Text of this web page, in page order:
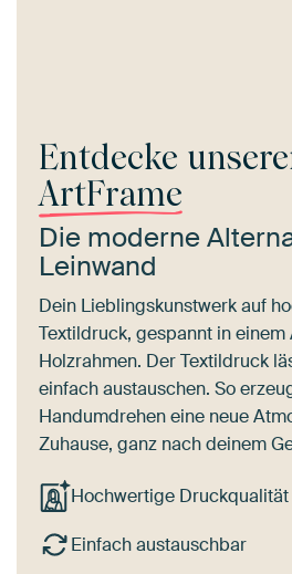
Entdecke
ArtFrame
Die moderne
Leinwand
Dein Lieblingskunstwerk auf
Textildruck, gespannt in
Holzrahmen. Der Textildruck
einfach austauschen. So
Handumdrehen eine neue
Zuhause, ganz nach deinem
Hochwertige Druckqualität
Einfach austauschbar